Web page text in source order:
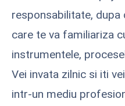
responsabilitate,
care te va familiariza
instrumentele,
Vei invata zilnic si iti
intr-un mediu